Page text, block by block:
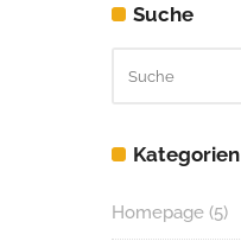
Suche
Kategorien
Homepage (5)